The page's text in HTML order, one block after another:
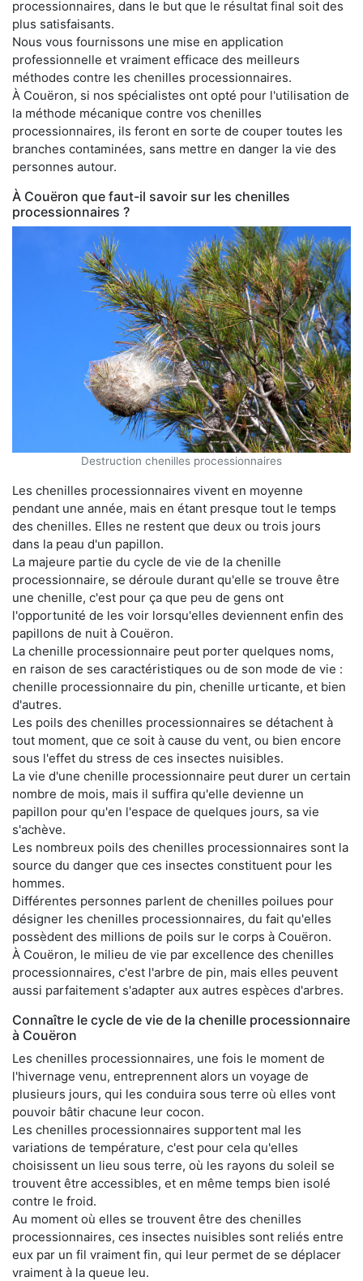
processionnaires, dans le but que le résultat final soit des
plus satisfaisants.
Nous vous fournissons une mise en application
professionnelle et vraiment efficace des meilleurs
méthodes contre les chenilles processionnaires.
À Couëron, si nos spécialistes ont opté pour l'utilisation de
la méthode mécanique contre vos chenilles
processionnaires, ils feront en sorte de couper toutes les
branches contaminées, sans mettre en danger la vie des
personnes autour.
À Couëron que faut-il savoir sur les chenilles
processionnaires ?
Destruction chenilles processionnaires
Les chenilles processionnaires vivent en moyenne
pendant une année, mais en étant presque tout le temps
des chenilles. Elles ne restent que deux ou trois jours
dans la peau d'un papillon.
La majeure partie du cycle de vie de la chenille
processionnaire, se déroule durant qu'elle se trouve être
une chenille, c'est pour ça que peu de gens ont
l'opportunité de les voir lorsqu'elles deviennent enfin des
papillons de nuit à Couëron.
La chenille processionnaire peut porter quelques noms,
en raison de ses caractéristiques ou de son mode de vie :
chenille processionnaire du pin, chenille urticante, et bien
d'autres.
Les poils des chenilles processionnaires se détachent à
tout moment, que ce soit à cause du vent, ou bien encore
sous l'effet du stress de ces insectes nuisibles.
La vie d'une chenille processionnaire peut durer un certain
nombre de mois, mais il suffira qu'elle devienne un
papillon pour qu'en l'espace de quelques jours, sa vie
s'achève.
Les nombreux poils des chenilles processionnaires sont la
source du danger que ces insectes constituent pour les
hommes.
Différentes personnes parlent de chenilles poilues pour
désigner les chenilles processionnaires, du fait qu'elles
possèdent des millions de poils sur le corps à Couëron.
À Couëron, le milieu de vie par excellence des chenilles
processionnaires, c'est l'arbre de pin, mais elles peuvent
aussi parfaitement s'adapter aux autres espèces d'arbres.
Connaître le cycle de vie de la chenille processionnaire
à Couëron
Les chenilles processionnaires, une fois le moment de
l'hivernage venu, entreprennent alors un voyage de
plusieurs jours, qui les conduira sous terre où elles vont
pouvoir bâtir chacune leur cocon.
Les chenilles processionnaires supportent mal les
variations de température, c'est pour cela qu'elles
choisissent un lieu sous terre, où les rayons du soleil se
trouvent être accessibles, et en même temps bien isolé
contre le froid.
Au moment où elles se trouvent être des chenilles
processionnaires, ces insectes nuisibles sont reliés entre
eux par un fil vraiment fin, qui leur permet de se déplacer
vraiment à la queue leu.